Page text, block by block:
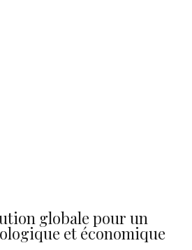
globale pour un
et économique